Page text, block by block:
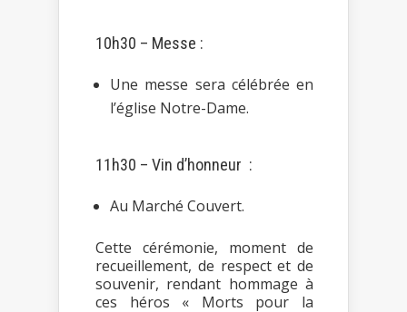
10h30 – Messe :
Une messe sera célébrée en
l’église Notre-Dame.
11h30 – Vin d’honneur :
Au Marché Couvert.
Cette cérémonie, moment de
recueillement, de respect et de
souvenir, rendant hommage à
ces héros « Morts pour la